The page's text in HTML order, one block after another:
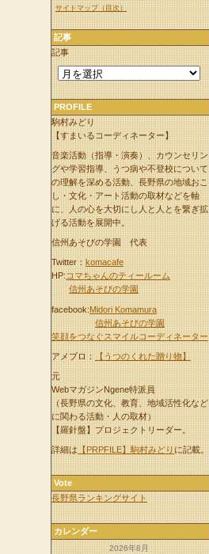
サイトマップ（目次）
記事
記事
PROFILE
駒村みどり
【すまいるコーディネーター】
音楽活動（指導・演奏）、カウンセリン
グや学習指導、うつ病や不登校について
の理解を深める活動、長野県の地域おこ
し・文化・アート活動の取材などを軸
に、人の心を大切にし人と人とを繋ぎ拡
げる活動を展開中。
信州あそびの学園 代表
Twitter：komacafe
HP:コマちゃんのティールーム
信州あそびの学園
facebook:Midori Komamura
信州あそびの学園
笑顔をつなぐスマイルコーディネーター
アメブロ：【うつのくれた贈り物】
元
WebマガジンNgene特派員
（長野県の文化、教育、地域活性化など
に関わる活動・人の取材）
【羅針盤】プロジェクトリーダー。
詳細は【PRPFILE】駒村みどりに記載。
Vote
長野県ランキングサイト
カレンダー
2026年8月